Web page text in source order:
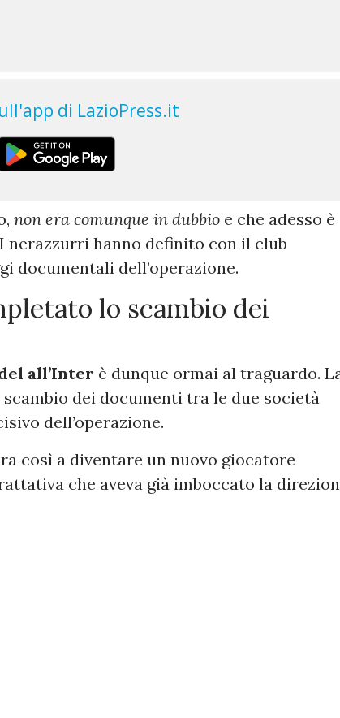
non era comunque in dubbio e che adesso è
nerazzurri hanno definito con il club
documentali dell’operazione.
lo scambio dei
all’Inter è dunque ormai al traguardo.
dei documenti tra le due società
dell’operazione.
così a diventare un nuovo giocatore
che aveva già imboccato la